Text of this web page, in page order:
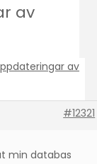
av
av
#12321
min databas